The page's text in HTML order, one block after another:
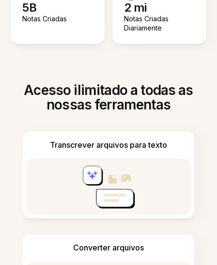
5B
Notas Criadas
2 mi
Notas Criadas
Diariamente
Acesso ilimitado a todas as
nossas ferramentas
Transcrever arquivos para texto
Converter arquivos